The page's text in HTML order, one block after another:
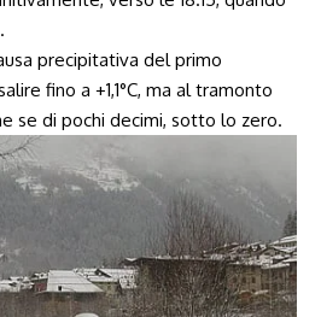
precipitativa del primo
fino a +1,1°C, ma al tramonto
se di pochi decimi, sotto lo zero.